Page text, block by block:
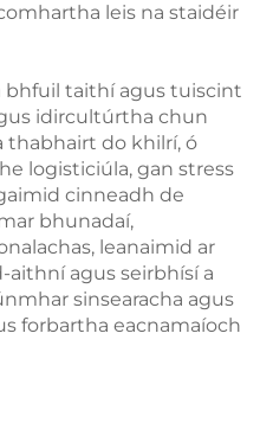
leis na staidéir
bhfuil taithí agus tuiscint
idircultúrtha chun
thabhairt do khilrí, ó
logisticiúla, gan stress
cinneadh de
bhunadaí,
leanaimid ar
aithní agus seirbhísí a
sinsearacha agus
forbartha eacnamaíoch